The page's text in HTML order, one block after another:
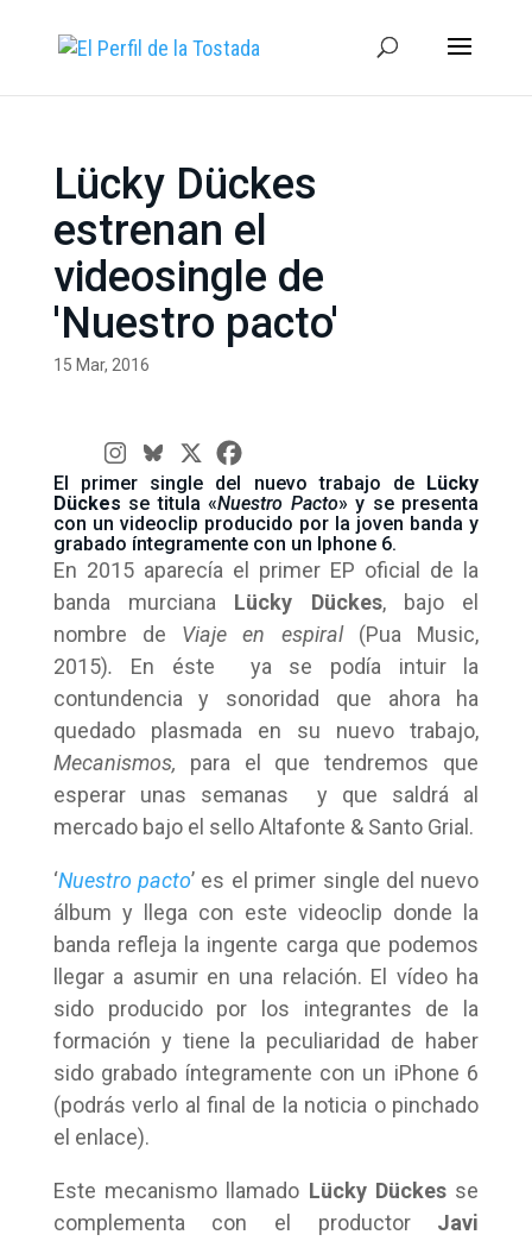
Lücky Dückes
estrenan el
videosingle de
'Nuestro pacto'
15 Mar, 2016
El primer single del nuevo trabajo de Lücky
Dückes se titula «Nuestro Pacto» y se presenta
con un videoclip producido por la joven banda y
grabado íntegramente con un Iphone 6.
En 2015 aparecía el primer EP oficial de la
banda murciana Lücky Dückes, bajo el
nombre de Viaje en espiral (Pua Music,
2015). En éste
ya se podía intuir la
contundencia y sonoridad que ahora ha
quedado plasmada en su nuevo trabajo,
Mecanismos, para el que tendremos que
esperar unas semanas y que saldrá al
mercado bajo el sello Altafonte & Santo Grial.
‘Nuestro pacto’ es el primer single del nuevo
álbum y llega con este videoclip donde la
banda refleja la ingente carga que podemos
llegar a asumir en una relación. El vídeo ha
sido producido por los integrantes de la
formación y tiene la peculiaridad de haber
sido grabado íntegramente con un iPhone 6
(podrás verlo al final de la noticia o pinchado
el enlace).
Este mecanismo llamado Lücky Dückesse
complementa con el productor Javi